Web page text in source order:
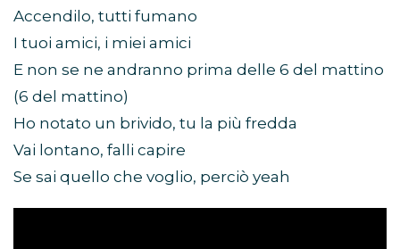
Accendilo, tutti fumano
I tuoi amici, i miei amici
E non se ne andranno prima delle 6 del mattino
(6 del mattino)
Ho notato un brivido, tu la più fredda
Vai lontano, falli capire
Se sai quello che voglio, perciò yeah